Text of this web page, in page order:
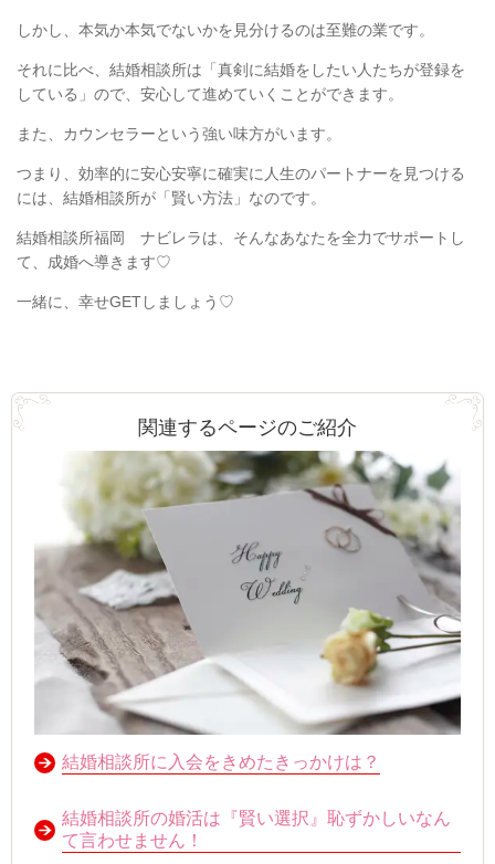
しかし、本気か本気でないかを見分けるのは至難の業です。
それに比べ、結婚相談所は「真剣に結婚をしたい人たちが登録を
している」ので、安心して進めていくことができます。
また、カウンセラーという強い味方がいます。
つまり、効率的に安心安寧に確実に人生のパートナーを見つける
には、結婚相談所が「賢い方法」なのです。
結婚相談所福岡 ナビレラは、そんなあなたを全力でサポートし
て、成婚へ導きます♡
一緒に、幸せGETしましょう♡
関連するページのご紹介
結婚相談所に入会をきめたきっかけは？
結婚相談所の婚活は『賢い選択』恥ずかしいなん
て言わせません！